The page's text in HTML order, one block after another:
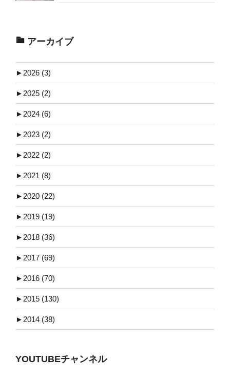
アーカイブ
► 2026 (3)
► 2025 (2)
► 2024 (6)
► 2023 (2)
► 2022 (2)
► 2021 (8)
► 2020 (22)
► 2019 (19)
► 2018 (36)
► 2017 (69)
► 2016 (70)
► 2015 (130)
► 2014 (38)
YOUTUBEチャンネル